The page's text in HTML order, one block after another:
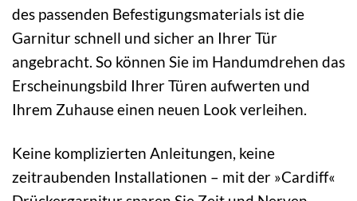
des passenden Befestigungsmaterials ist die
Garnitur schnell und sicher an Ihrer Tür
angebracht. So können Sie im Handumdrehen das
Erscheinungsbild Ihrer Türen aufwerten und
Ihrem Zuhause einen neuen Look verleihen.
Keine komplizierten Anleitungen, keine
zeitraubenden Installationen – mit der »Cardiff«